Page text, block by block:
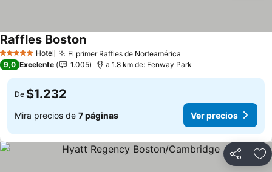
5 Estrellas Hotel El primer Raffles de Norteamérica
Raffles BostonVer precios
9,0 Excelente 1.005 a 1.8 km de: Fenway Park
De $1.232
Mira precios de 7 páginas Ver precios
Compartir